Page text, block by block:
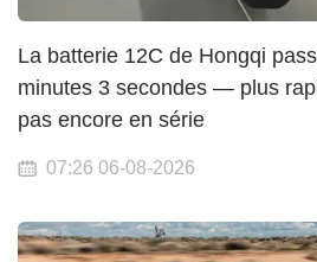
La batterie 12C de Hongqi
minutes 3 secondes — plus
pas encore en série
07:26 06-08-2026